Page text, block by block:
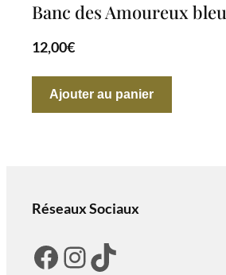
Banc des Amoureux bleu
12,00€
Ajouter au panier
Réseaux Sociaux
Facebook Instagram TikTok